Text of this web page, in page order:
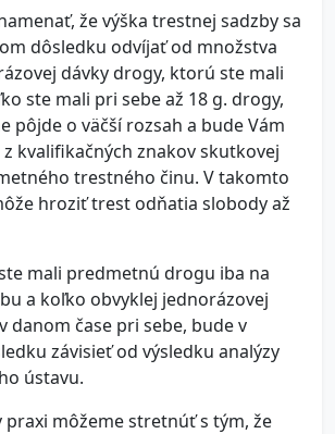
že výška trestnej sadzby sa
dôsledku odvíjať od množstva
dávky drogy, ktorú ste mali
ste mali pri sebe až 18 g. drogy,
pôjde o väčší rozsah a bude Vám
kvalifikačných znakov skutkovej
trestného činu. V takomto
hroziť trest odňatia slobody až
mali predmetnú drogu iba na
a koľko obvyklej jednorázovej
danom čase pri sebe, bude v
závisieť od výsledku analýzy
ústavu.
praxi môžeme stretnúť s tým, že